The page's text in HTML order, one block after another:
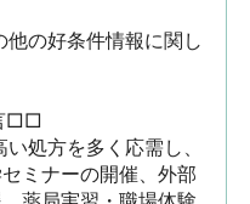
他の好条件情報に関し
□□
処方を多く応需し、
ミナーの開催、外部